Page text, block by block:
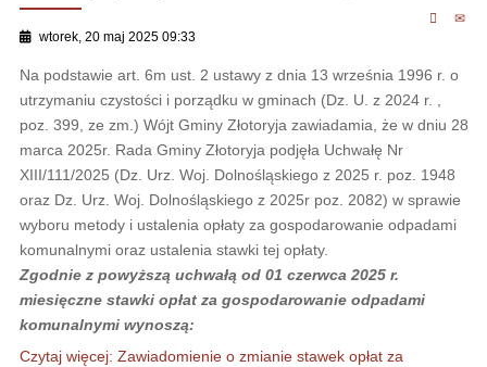
wtorek, 20 maj 2025 09:33
Na podstawie art. 6m ust. 2 ustawy z dnia 13 września 1996 r. o
utrzymaniu czystości i porządku w gminach (Dz. U. z 2024 r. ,
poz. 399, ze zm.) Wójt Gminy Złotoryja zawiadamia, że w dniu 28
marca 2025r. Rada Gminy Złotoryja podjęła Uchwałę Nr
XIII/111/2025 (Dz. Urz. Woj. Dolnośląskiego z 2025 r. poz. 1948
oraz Dz. Urz. Woj. Dolnośląskiego z 2025r poz. 2082) w sprawie
wyboru metody i ustalenia opłaty za gospodarowanie odpadami
komunalnymi oraz ustalenia stawki tej opłaty.
Zgodnie z powyższą uchwałą od 01 czerwca 2025 r.
miesięczne stawki opłat za gospodarowanie odpadami
komunalnymi wynoszą:
Czytaj więcej: Zawiadomienie o zmianie stawek opłat za